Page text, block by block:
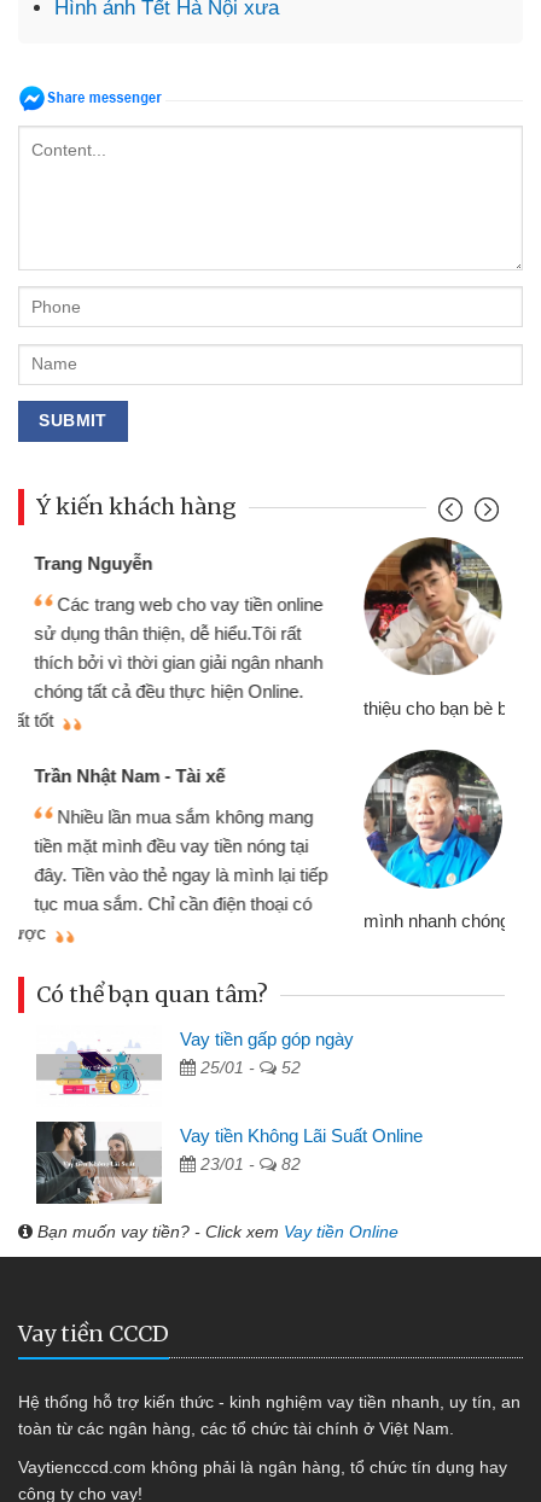
Hình ảnh Tết Hà Nội xưa
Ý kiến khách hàng
Mình cần tiền gấp nên định cầm cố
chiếc xe wave nhưng thật may đã có
gói vay tiền bằng CMND online không
cần gặp mặt nên rất tiện lợi, sẽ giới
thiệu cho bạn bè biết
Cấn Văn Lực - Tạp hóa
Tôi kinh doanh buôn bán nhỏ lẻ
nhiều lúc cần vốn nhập hàng, nhờ biết
đến website qua bạn bè giới thiệu tôi
đã giải quyết được công việc của
Có thể bạn quan tâm?
Vay tiền gấp góp ngày
25/01 - 52
Vay tiền Không Lãi Suất Online
23/01 - 82
Bạn muốn vay tiền? - Click xem Vay tiền Online
Vay tiền CCCD
Hệ thống hỗ trợ kiến thức - kinh nghiệm vay tiền nhanh, uy tín, an
toàn từ các ngân hàng, các tổ chức tài chính ở Việt Nam.
Vaytiencccd.com không phải là ngân hàng, tổ chức tín dụng hay
công ty cho vay!